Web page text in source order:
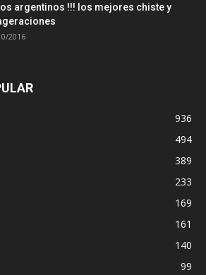
argentinos !!! los mejores chiste y
2016
936
494
389
233
169
161
140
99